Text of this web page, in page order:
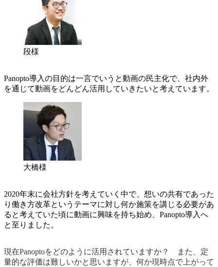
段様
Panopto導入の目的は一言でいうと動画の民主化で、社内外
を通じて動画をどんどん活用していきたいと考えています。
大橋様
2020年末に会社方針を考えていく中で、想いの共有であった
り働き方改革というテーマに対し何か施策を講じる必要があ
ると考えていた頃に動画に興味を持ち始め、Panopto導入へ
と至りました。
現在Panoptoをどのように活用されていますか？ また、定
量的な評価は難しいかと思いますが、何か現時点で上がって